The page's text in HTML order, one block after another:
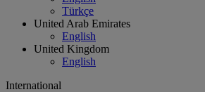
Türkçe
United Arab Emirates
English
United Kingdom
English
International